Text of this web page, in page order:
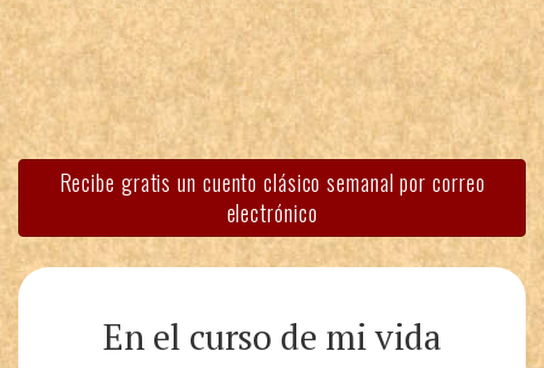
Recibe gratis un cuento clásico semanal por correo
electrónico
En el curso de mi vida